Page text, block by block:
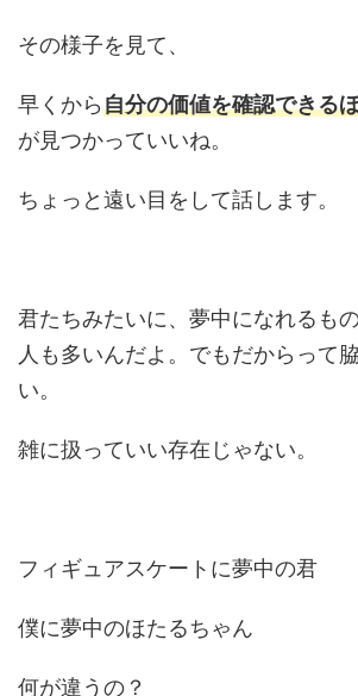
その様子を見て、
早くから自分の価値を確認できる
が見つかっていいね。
ちょっと遠い目をして話します。
君たちみたいに、夢中になれるも
人も多いんだよ。でもだからって
い。
雑に扱っていい存在じゃない。
フィギュアスケートに夢中の君
僕に夢中のほたるちゃん
何が違うの？